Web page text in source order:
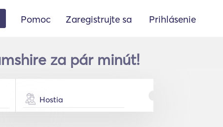
Pomoc Zaregistrujte sa Prihlásenie
za pár minút!
Hostia